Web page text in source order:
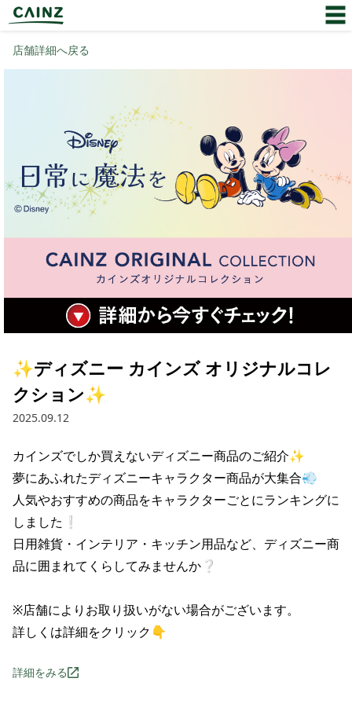
店舗詳細へ戻る
✨ディズニー カインズ オリジナルコレ
クション✨
2025.09.12
カインズでしか買えないディズニー商品のご紹介✨
夢にあふれたディズニーキャラクター商品が大集合💨
人気やおすすめの商品をキャラクターごとにランキングに
しました❕
日用雑貨・インテリア・キッチン用品など、ディズニー商
品に囲まれてくらしてみませんか❔
※店舗によりお取り扱いがない場合がございます。
詳しくは詳細をクリック👇
詳細をみる